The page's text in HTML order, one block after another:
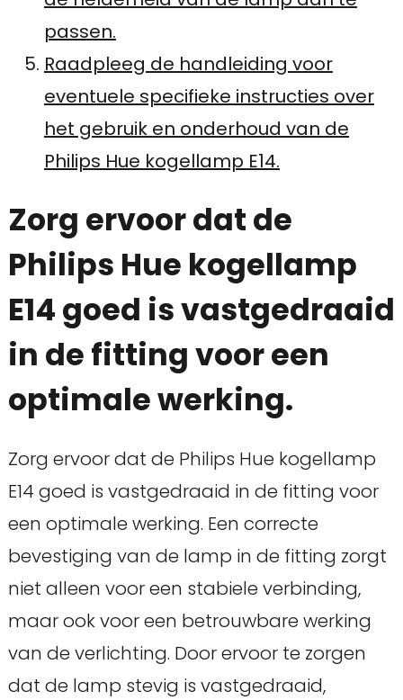
passen.
Raadpleeg de handleiding voor
eventuele specifieke instructies over
het gebruik en onderhoud van de
Philips Hue kogellamp E14.
Zorg ervoor dat de
Philips Hue kogellamp
E14 goed is vastgedraaid
in de fitting voor een
optimale werking.
Zorg ervoor dat de Philips Hue kogellamp
E14 goed is vastgedraaid in de fitting voor
een optimale werking. Een correcte
bevestiging van de lamp in de fitting zorgt
niet alleen voor een stabiele verbinding,
maar ook voor een betrouwbare werking
van de verlichting. Door ervoor te zorgen
dat de lamp stevig is vastgedraaid,